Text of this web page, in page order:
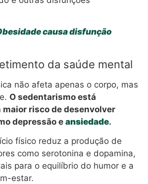
causa disfunção
da saúde mental
não afeta apenas o corpo, mas
O sedentarismo está
maior risco de desenvolver
depressão e ansiedade.
físico reduz a produção de
como serotonina e dopamina,
para o equilíbrio do humor e a
estar.